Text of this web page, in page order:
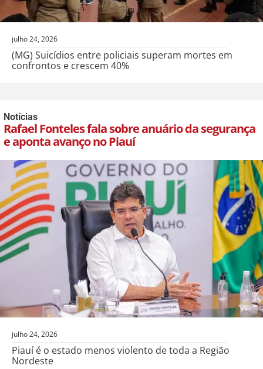
julho 24, 2026
(MG) Suicídios entre policiais superam mortes em
confrontos e crescem 40%
Notícias
Rafael Fonteles fala sobre anuário da segurança
e aponta avanço no Piauí
julho 24, 2026
Piauí é o estado menos violento de toda a Região
Nordeste